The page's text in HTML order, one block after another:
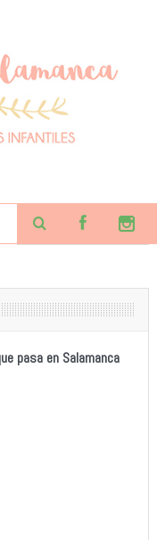
pasa en Salamanca